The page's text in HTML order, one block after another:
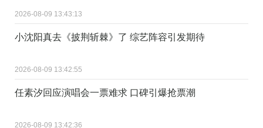
2026-08-09 13:43:13
小沈阳真去《披荆斩棘》了 综艺阵容引发期待
2026-08-09 13:42:55
任素汐回应演唱会一票难求 口碑引爆抢票潮
2026-08-09 13:42:36